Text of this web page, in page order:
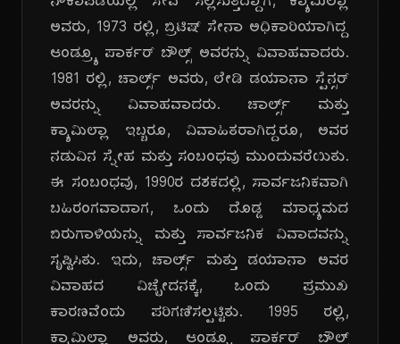
ಅವರು, 1973 ರಲ್ಲಿ, ಬ್ರಿಟಿಷ್ ಸೇನಾ ಅಧಿಕಾರಿಯಾಗಿದ್ದ
ಆಂಡ್ರ್ಯೂ ಪಾರ್ಕರ್ ಬೌಲ್ಸ್ ಅವರನ್ನು ವಿವಾಹವಾದರು.
1981 ರಲ್ಲಿ, ಚಾರ್ಲ್ಸ್ ಅವರು, ಲೇಡಿ ಡಯಾನಾ ಸ್ಪೆನ್ಸರ್
ಅವರನ್ನು ವಿವಾಹವಾದರು. ಚಾರ್ಲ್ಸ್ ಮತ್ತು
ಕ್ಯಾಮಿಲ್ಲಾ ಇಬ್ಬರೂ, ವಿವಾಹಿತರಾಗಿದ್ದರೂ, ಅವರ
ನಡುವಿನ ಸ್ನೇಹ ಮತ್ತು ಸಂಬಂಧವು ಮುಂದುವರೆಯಿತು.
ಈ ಸಂಬಂಧವು, 1990ರ ದಶಕದಲ್ಲಿ, ಸಾರ್ವಜನಿಕವಾಗಿ
ಬಹಿರಂಗವಾದಾಗ, ಒಂದು ದೊಡ್ಡ ಮಾಧ್ಯಮದ
ಬಿರುಗಾಳಿಯನ್ನು ಮತ್ತು ಸಾರ್ವಜನಿಕ ವಿವಾದವನ್ನು
ಸೃಷ್ಟಿಸಿತು. ಇದು, ಚಾರ್ಲ್ಸ್ ಮತ್ತು ಡಯಾನಾ ಅವರ
ವಿವಾಹದ ವಿಚ್ಛೇದನಕ್ಕೆ, ಒಂದು ಪ್ರಮುಖ
ಕಾರಣವೆಂದು ಪರಿಗಣಿಸಲ್ಪಟ್ಟಿತು. 1995 ರಲ್ಲಿ,